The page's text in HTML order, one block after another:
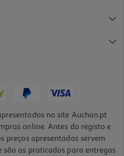
no site Auchan.pt
online. Antes do registo e
preços apresentados servem
são os praticados para entregas